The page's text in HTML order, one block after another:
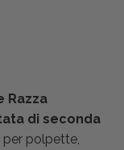
Razza
di seconda
per polpette,